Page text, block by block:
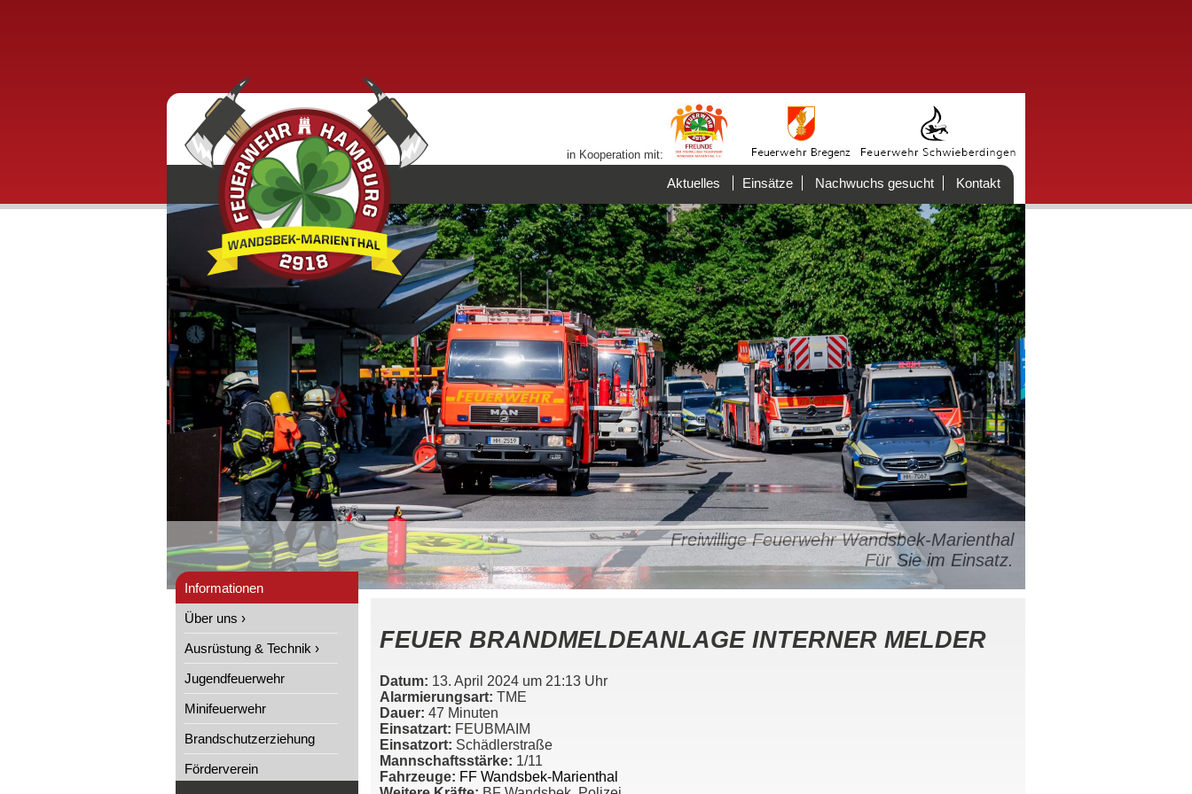
in Kooperation mit:
Aktuelles Einsätze Nachwuchs gesucht Kontakt
Freiwillige Feuerwehr Wandsbek-Marienthal
Für Sie im Einsatz.
Informationen
Über uns ›
Ausrüstung & Technik ›
Jugendfeuerwehr
Minifeuerwehr
Brandschutzerziehung
Förderverein
FEUER BRANDMELDEANLAGE INTERNER MELDER
Datum: 13. April 2024 um 21:13 Uhr
Alarmierungsart: TME
Dauer: 47 Minuten
Einsatzart: FEUBMAIM
Einsatzort: Schädlerstraße
Mannschaftsstärke: 1/11
Fahrzeuge: FF Wandsbek-Marienthal